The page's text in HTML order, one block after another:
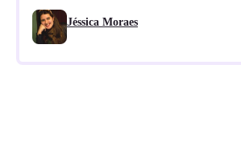
Jéssica Moraes